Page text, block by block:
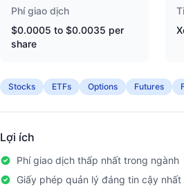
Phí giao dịch
$0.0005 to $0.0035 per
share
Stocks ETFs Options Futures
Lợi ích
Phí giao dịch thấp nhất trong ngành
Giấy phép quản lý đáng tin cậy nhất